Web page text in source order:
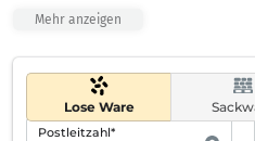
Mehr anzeigen
Lose Ware
Postleitzahl*